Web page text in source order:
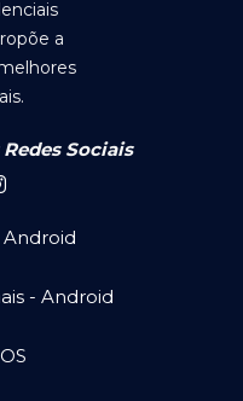
a
Sociais
Android
- Android